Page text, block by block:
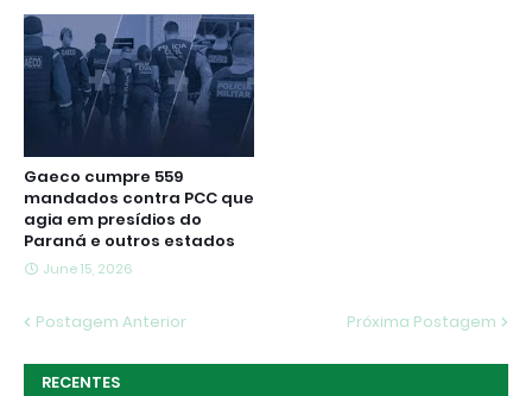
Gaeco cumpre 559
mandados contra PCC que
agia em presídios do
Paraná e outros estados
June 15, 2026
Postagem Anterior Próxima Postagem
RECENTES